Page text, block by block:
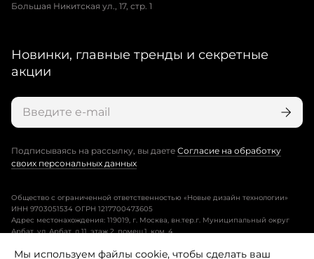
Большая Никитская ул., 17, стр. 1
Новинки, главные тренды и секретные
акции
Подписываясь на рассылку, вы даете Согласие на обработку
своих персональных данных
Общество с ограниченной ответственностью «Новые дизайн технологии»
ИНН 9703051534 ОГРН 1217700473605
Адрес местонахождения: 119019, г. Москва, вн.тер.г. Муниципальный округ
Арбат, ул. Арбат, д.11, этаж 2, помещ.1, ком. 4.
Мы используем файлы cookie, чтобы сделать ваш